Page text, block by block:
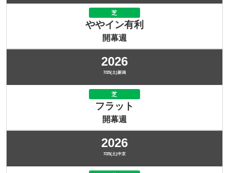
芝
ややイン有利
開幕週
2026
7/25(土)新潟
芝
フラット
開幕週
2026
7/25(土)中京